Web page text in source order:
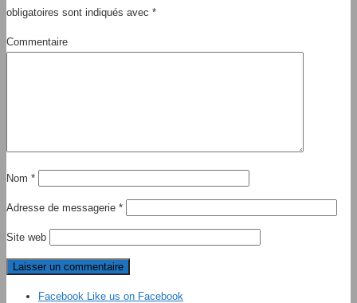
obligatoires sont indiqués avec *
Commentaire
Nom *
Adresse de messagerie *
Site web
Facebook
Like us on Facebook